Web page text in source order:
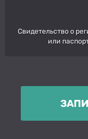
Свидетельство о
или